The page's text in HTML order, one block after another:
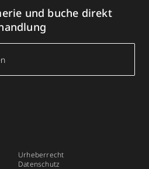
und buche direkt
Urheberrecht
Datenschutz